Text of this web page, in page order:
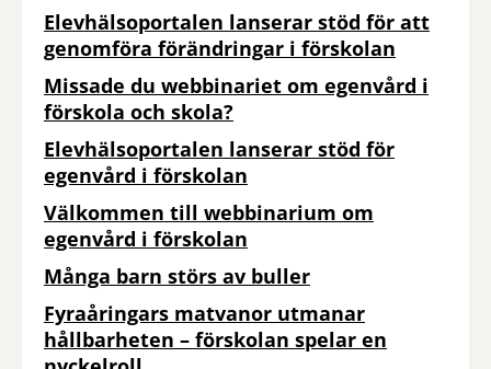
Elevhälsoportalen lanserar stöd för att
genomföra förändringar i förskolan
Missade du webbinariet om egenvård i
förskola och skola?
Elevhälsoportalen lanserar stöd för
egenvård i förskolan
Välkommen till webbinarium om
egenvård i förskolan
Många barn störs av buller
Fyraåringars matvanor utmanar
hållbarheten – förskolan spelar en